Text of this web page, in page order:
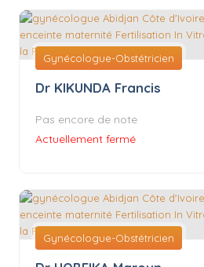
Gynécologue-Obstétricien
Dr KIKUNDA Francis
Pas encore de note
Actuellement fermé
Gynécologue-Obstétricien